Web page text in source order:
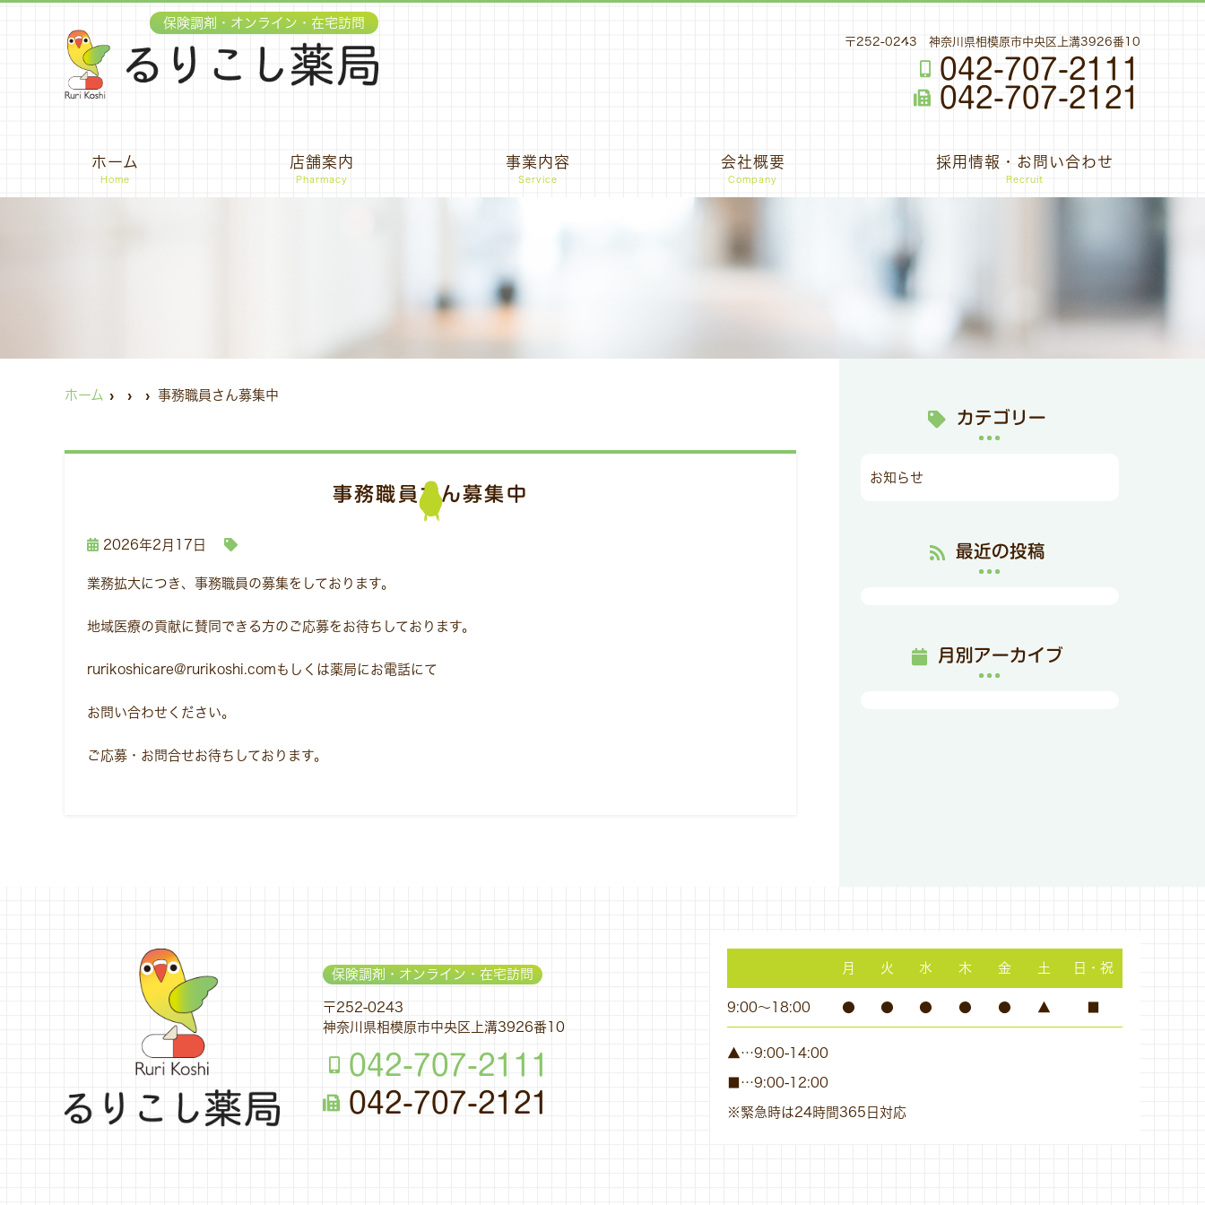
保険調剤・オンライン・在宅訪問
〒252-0243 神奈川県相模原市中央区上溝3926番10
042-707-2111
042-707-2121
ホーム
Home
店舗案内
Pharmacy
事業内容
Service
会社概要
Company
採用情報・お問い合わせ
Recruit
ホーム 事務職員さん募集中
事務職員さん募集中
2026年2月17日
業務拡大につき、事務職員の募集をしております。
地域医療の貢献に賛同できる方のご応募をお待ちしております。
rurikoshicare@rurikoshi.comもしくは薬局にお電話にて
お問い合わせください。
ご応募・お問合せお待ちしております。
カテゴリー
お知らせ
最近の投稿
月別アーカイブ
保険調剤・オンライン・在宅訪問
〒252-0243
神奈川県相模原市中央区上溝3926番10
042-707-2111
042-707-2121
月 火 水 木 金 土 日・祝
9:00～18:00 ● ● ● ● ● ▲
▲…9:00-14:00
■…9:00-12:00
※緊急時は24時間365日対応